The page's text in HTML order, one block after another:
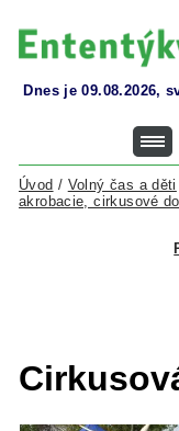
Dnes je 09.08.2026,
Úvod / Volný čas a děti
akrobacie, cirkusové